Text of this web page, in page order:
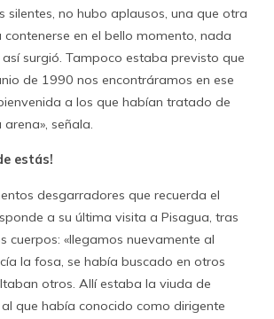
silentes, no hubo aplausos, una que otra
en el bello momento, nada
surgió. Tampoco estaba previsto que
de 1990 nos encontráramos en ese
a los que habían tratado de
señala.
estás!
desgarradores que recuerda el
a su última visita a Pisagua, tras
cuerpos: «llegamos nuevamente al
la fosa, se había buscado en otros
otros. Allí estaba la viuda de
que había conocido como dirigente